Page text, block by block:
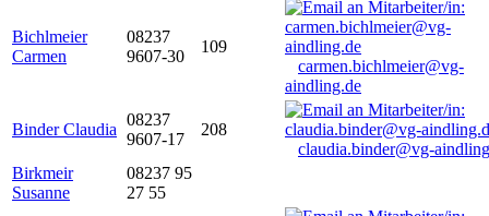
Bichlmeier
Carmen
08237
9607-30
109
carmen.bichlmeier@vg-
aindling.de
Binder Claudia
08237
9607-17
208
claudia.binder@vg-
Birkmeir
Susanne
08237 95
27 55